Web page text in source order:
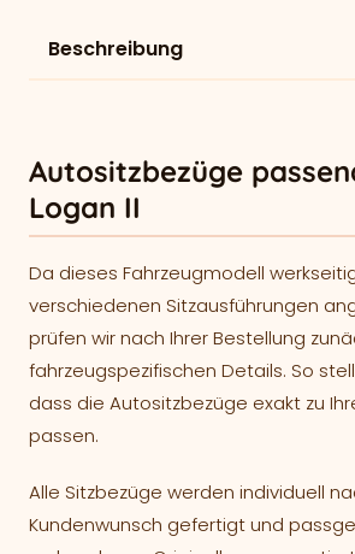
Beschreibung
Autositzbezüge
Logan II
Da dieses Fahrzeugmodell
verschiedenen Sitzausführungen
prüfen wir nach Ihrer Bestellung
fahrzeugspezifischen Details. So
dass die Autositzbezüge exakt zu
passen.
Alle Sitzbezüge werden individuell
Kundenwunsch gefertigt und